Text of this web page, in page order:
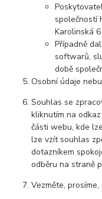
společností
Karolinská
Případně
softwarů,
době
Osobní údaje
Souhlas se
kliknutím na
části webu, kde
lze vzít souhlas
dotazníkem
odběru na straně
Vezměte,